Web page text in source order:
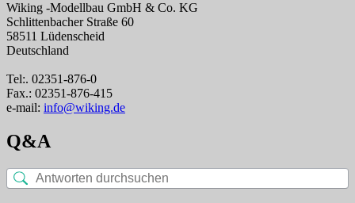
Wiking -Modellbau GmbH & Co. KG
Schlittenbacher Straße 60
58511 Lüdenscheid
Deutschland
Tel:. 02351-876-0
Fax.: 02351-876-415
e-mail: info@wiking.de
Q&A